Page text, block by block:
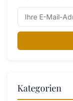
Kategorien